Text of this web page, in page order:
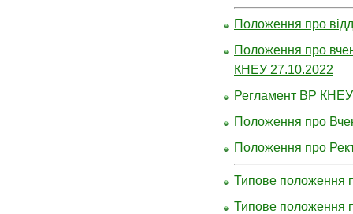
Положення про
Положення про
КНЕУ 27.10.2022
Регламент ВР
Положення про
Положення про
Типове положення
Типове положення